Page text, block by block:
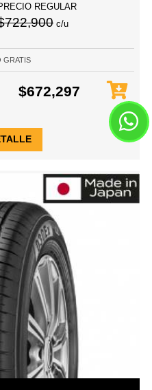
REGULAR
c/u
GRATIS
$672,297